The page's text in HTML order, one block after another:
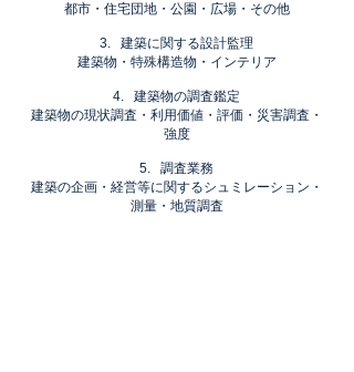
都市・住宅団地・公園・広場・その他
3. 建築に関する設計監理
建築物・特殊構造物・インテリア
4. 建築物の調査鑑定
建築物の現状調査・利用価値・評価・災害調査・
強度
5. 調査業務
建築の企画・経営等に関するシュミレーション・
測量・地質調査